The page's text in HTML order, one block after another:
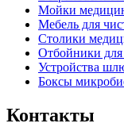
Мойки
Мебель для
Столики
Отбойники для
Устройства
Боксы
Контакты